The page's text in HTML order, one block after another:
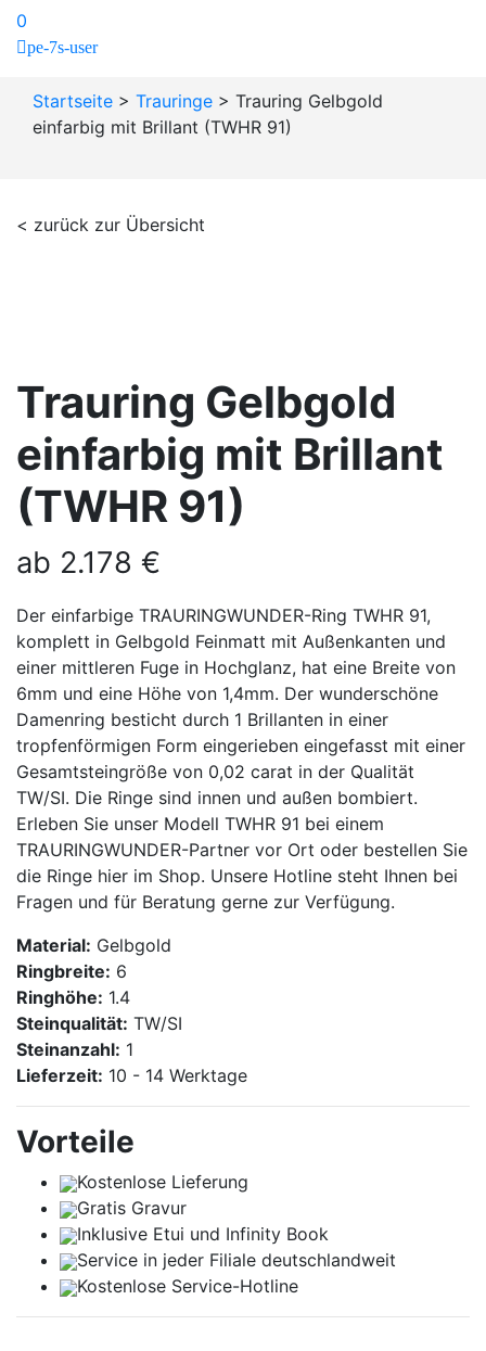
0
pe-7s-user
Startseite > Trauringe > Trauring Gelbgold
einfarbig mit Brillant (TWHR 91)
< zurück zur Übersicht
Trauring Gelbgold
einfarbig mit Brillant
(TWHR 91)
ab 2.178 €
Der einfarbige TRAURINGWUNDER-Ring TWHR 91,
komplett in Gelbgold Feinmatt mit Außenkanten und
einer mittleren Fuge in Hochglanz, hat eine Breite von
6mm und eine Höhe von 1,4mm. Der wunderschöne
Damenring besticht durch 1 Brillanten in einer
tropfenförmigen Form eingerieben eingefasst mit einer
Gesamtsteingröße von 0,02 carat in der Qualität
TW/SI. Die Ringe sind innen und außen bombiert.
Erleben Sie unser Modell TWHR 91 bei einem
TRAURINGWUNDER-Partner vor Ort oder bestellen Sie
die Ringe hier im Shop. Unsere Hotline steht Ihnen bei
Fragen und für Beratung gerne zur Verfügung.
Material: Gelbgold
Ringbreite: 6
Ringhöhe: 1.4
Steinqualität: TW/SI
Steinanzahl: 1
Lieferzeit: 10 - 14 Werktage
Vorteile
Kostenlose Lieferung
Gratis Gravur
Inklusive Etui und Infinity Book
Service in jeder Filiale deutschlandweit
Kostenlose Service-Hotline